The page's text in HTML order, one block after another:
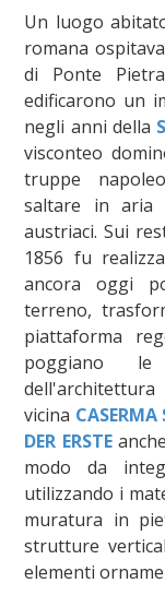
Un luogo
romana
di Ponte
edificarono un
negli anni della
visconteo
truppe
saltare in aria
austriaci. Sui
1856 fu
ancora oggi
terreno,
piattaforma
poggiano le
vicina
DER ERSTE
modo da
utilizzando i
muratura in
strutture
elementi